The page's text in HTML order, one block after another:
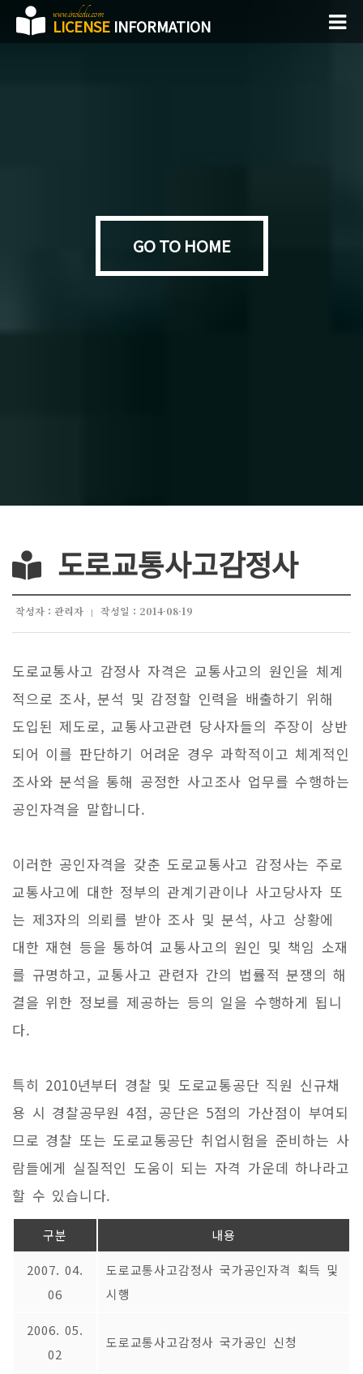
www.inoledu.com
LICENSE INFORMATION
GO TO HOME
도로교통사고감정사
작성자 : 관리자 | 작성일 : 2014-08-19
도로교통사고 감정사 자격은 교통사고의 원인을 체계
적으로 조사, 분석 및 감정할 인력을 배출하기 위해
도입된 제도로, 교통사고관련 당사자들의 주장이 상반
되어 이를 판단하기 어려운 경우 과학적이고 체계적인
조사와 분석을 통해 공정한 사고조사 업무를 수행하는
공인자격을 말합니다.
이러한 공인자격을 갖춘 도로교통사고 감정사는 주로
교통사고에 대한 정부의 관계기관이나 사고당사자 또
는 제3자의 의뢰를 받아 조사 및 분석, 사고 상황에
대한 재현 등을 통하여 교통사고의 원인 및 책임 소재
를 규명하고, 교통사고 관련자 간의 법률적 분쟁의 해
결을 위한 정보를 제공하는 등의 일을 수행하게 됩니
다.
특히 2010년부터 경찰 및 도로교통공단 직원 신규채
용 시 경찰공무원 4점, 공단은 5점의 가산점이 부여되
므로 경찰 또는 도로교통공단 취업시험을 준비하는 사
람들에게 실질적인 도움이 되는 자격 가운데 하나라고
할 수 있습니다.
구분 내용
2007. 04.
06
도로교통사고감정사 국가공인자격 획득 및
시행
2006. 05.
02
도로교통사고감정사 국가공인 신청